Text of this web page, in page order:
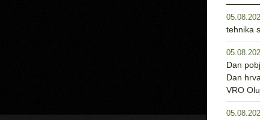
tehnika
Dan
Dan
VRO